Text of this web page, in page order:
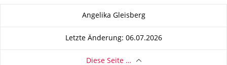
Angelika Gleisberg
Letzte Änderung: 06.07.2026
Diese Seite …